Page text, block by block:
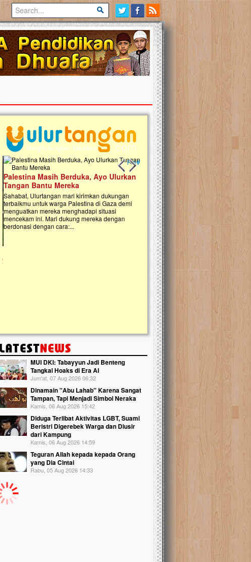
Previous slide
Next slide
Palestina Masih Berduka, Ayo Ulurkan
Tangan Bantu Mereka
Sahabat, Ulurtangan mari kirimkan dukungan
terbaikmu untuk warga Palestina di Gaza demi
menguatkan mereka menghadapi situasi
mencekam ini. Mari dukung mereka dengan
berdonasi dengan cara:...
Open Donasi Wakaf
Rumah Qur'an & TK Islam
Najjah di Jonggol
Saat ini, Ulurtangan bersama Yayasan
Najjahtul Islam Jonggol sedang merintis
pembangunan Rumah Qur’an dan
kanak Islam Terpadu (TKIT) An Najjah
Gedung Majelis Taklim di Jonggol,...
MUI DKI: Tabayyun Jadi Benteng
Tangkal Hoaks di Era AI
Jum'at, 07 Aug 2026 06:32
Dinamain ''Abu Lahab'' Karena Sangat
Tampan, Tapi Menjadi Simbol Neraka
Kamis, 06 Aug 2026 15:42
Diduga Terlibat Aktivitas LGBT, Suami
Beristri Digerebek Warga dan Diusir
dari Kampung
Kamis, 06 Aug 2026 14:59
Teguran Allah kepada kepada Orang
yang Dia Cintai
Rabu, 05 Aug 2026 14:33